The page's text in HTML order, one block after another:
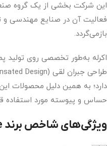
این شرکت بخشی از یک گروه
فعالیت آن در صنایع مهندسی و
بازمی‌گردد.
اکرله به‌طور تخصصی روی تولید
دارد؛ به همین دلیل محصولات
حساس و پیوسته مورد استفاده
ویژگی‌های شاخص برند Eckerle